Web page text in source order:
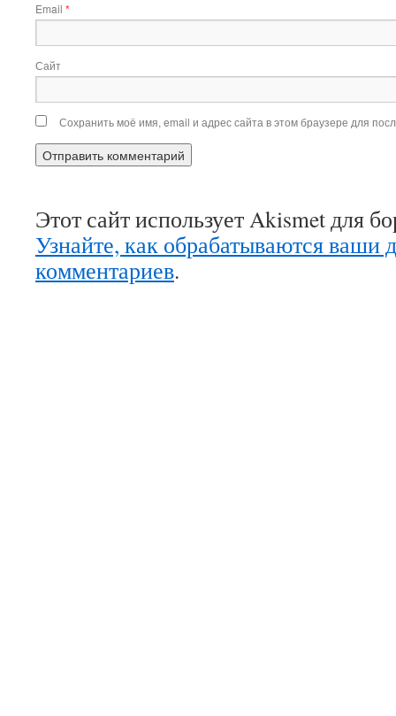
Email *
Сайт
Сохранить моё имя, email и адрес сайта в этом браузере для
Этот сайт использует Akismet для
Узнайте, как обрабатываются ваши
комментариев.